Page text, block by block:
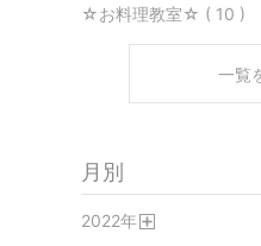
☆お料理教室☆ ( 10 )
一覧
月別
2022年